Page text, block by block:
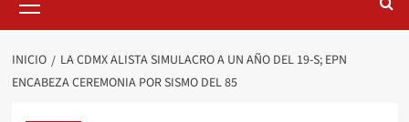
principal
INICIO
LA CDMX ALISTA SIMULACRO A UN AÑO DEL 19-S; EPN
ENCABEZA CEREMONIA POR SISMO DEL 85